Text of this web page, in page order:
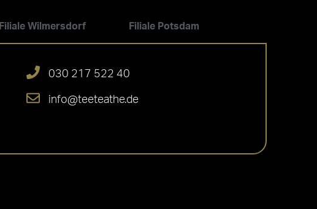
Filiale Wilmersdorf Filiale Potsdam
030 217 522 40
info@teeteathe.de